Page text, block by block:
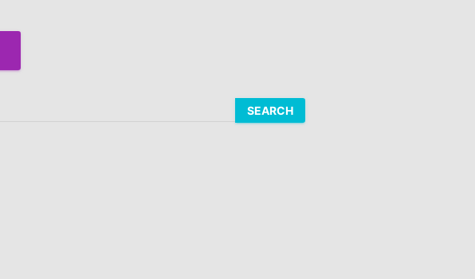
SEARCH